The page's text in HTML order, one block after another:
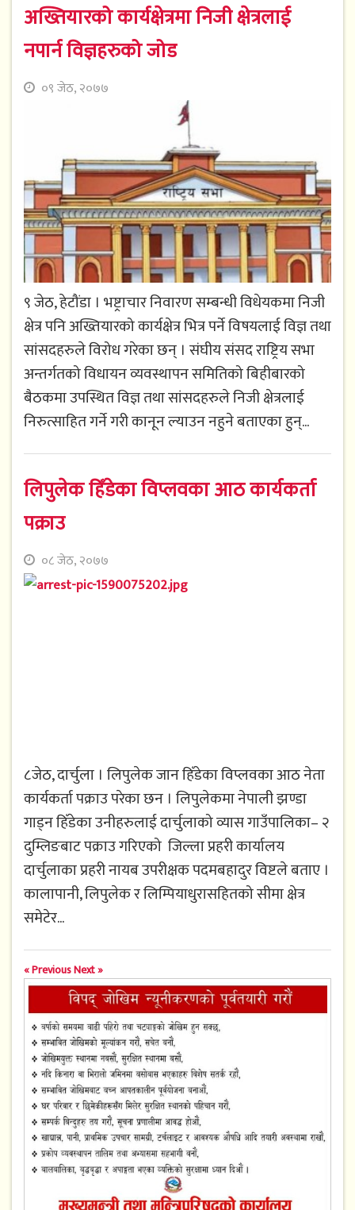
अख्तियारको कार्यक्षेत्रमा निजी क्षेत्रलाई
नपार्न विज्ञहरुको जोड
०९ जेठ, २०७७
९ जेठ, हेटौंडा । भष्ट्राचार निवारण सम्बन्धी विधेयकमा निजी
क्षेत्र पनि अख्तियारको कार्यक्षेत्र भित्र पर्ने विषयलाई विज्ञ तथा
सांसदहरुले विरोध गरेका छन् । संघीय संसद राष्ट्रिय सभा
अन्तर्गतको विधायन व्यवस्थापन समितिको बिहीबारको
बैठकमा उपस्थित विज्ञ तथा सांसदहरुले निजी क्षेत्रलाई
निरुत्साहित गर्ने गरी कानून ल्याउन नहुने बताएका हुन्...
लिपुलेक हिँडेका विप्लवका आठ कार्यकर्ता
पक्राउ
०८ जेठ, २०७७
८जेठ, दार्चुला । लिपुलेक जान हिँडेका विप्लवका आठ नेता
कार्यकर्ता पक्राउ परेका छन । लिपुलेकमा नेपाली झण्डा
गाड्न हिँडेका उनीहरुलाई दार्चुलाको व्यास गाउँपालिका– २
दुम्लिङबाट पक्राउ गरिएको जिल्ला प्रहरी कार्यालय
दार्चुलाका प्रहरी नायब उपरीक्षक पदमबहादुर विष्टले बताए ।
कालापानी, लिपुलेक र लिम्पियाधुरासहितको सीमा क्षेत्र
समेटेर...
« PreviousNext »